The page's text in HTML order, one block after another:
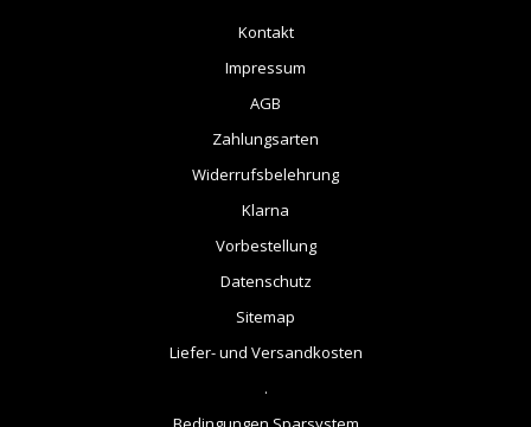
Kontakt
Impressum
AGB
Zahlungsarten
Widerrufsbelehrung
Klarna
Vorbestellung
Datenschutz
Sitemap
Liefer- und Versandkosten
.